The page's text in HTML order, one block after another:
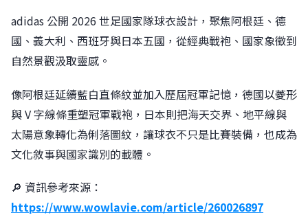
adidas 公開 2026 世足國家隊球衣設計，聚焦阿根廷、德
國、義大利、西班牙與日本五國，從經典戰袍、國家象徵到
自然景觀汲取靈感。
像阿根廷延續藍白直條紋並加入歷屆冠軍記憶，德國以菱形
與 V 字線條重塑冠軍戰袍，日本則把海天交界、地平線與
太陽意象轉化為俐落圖紋，讓球衣不只是比賽裝備，也成為
文化敘事與國家識別的載體。
🔎 資訊參考來源：
https://www.wowlavie.com/article/260026897